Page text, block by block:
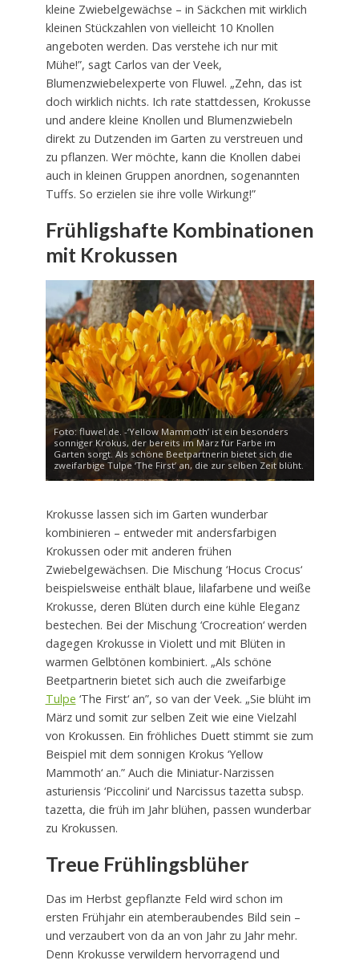
kleine Zwiebelgewächse – in Säckchen mit wirklich
kleinen Stückzahlen von vielleicht 10 Knollen
angeboten werden. Das verstehe ich nur mit
Mühe!”, sagt Carlos van der Veek,
Blumenzwiebelexperte von Fluwel. „Zehn, das ist
doch wirklich nichts. Ich rate stattdessen, Krokusse
und andere kleine Knollen und Blumenzwiebeln
direkt zu Dutzenden im Garten zu verstreuen und
zu pflanzen. Wer möchte, kann die Knollen dabei
auch in kleinen Gruppen anordnen, sogenannten
Tuffs. So erzielen sie ihre volle Wirkung!”
Frühligshafte Kombinationen
mit Krokussen
Foto: fluwel.de. -‘Yellow Mammoth’ ist ein besonders
sonniger Krokus, der bereits im März für Farbe im
Garten sorgt. Als schöne Beetpartnerin bietet sich die
zweifarbige Tulpe ‘The First’ an, die zur selben Zeit blüht.
Krokusse lassen sich im Garten wunderbar
kombinieren – entweder mit andersfarbigen
Krokussen oder mit anderen frühen
Zwiebelgewächsen. Die Mischung ‘Hocus Crocus‘
beispielsweise enthält blaue, lilafarbene und weiße
Krokusse, deren Blüten durch eine kühle Eleganz
bestechen. Bei der Mischung ‘Crocreation‘ werden
dagegen Krokusse in Violett und mit Blüten in
warmen Gelbtönen kombiniert. „Als schöne
Beetpartnerin bietet sich auch die zweifarbige
Tulpe ‘The First‘ an”, so van der Veek. „Sie blüht im
März und somit zur selben Zeit wie eine Vielzahl
von Krokussen. Ein fröhliches Duett stimmt sie zum
Beispiel mit dem sonnigen Krokus ‘Yellow
Mammoth‘ an.” Auch die Miniatur-Narzissen
asturiensis ‘Piccolini‘ und Narcissus tazetta subsp.
tazetta, die früh im Jahr blühen, passen wunderbar
zu Krokussen.
Treue Frühlingsblüher
Das im Herbst gepflanzte Feld wird schon im
ersten Frühjahr ein atemberaubendes Bild sein –
und verzaubert von da an von Jahr zu Jahr mehr.
Denn Krokusse verwildern hervorragend und